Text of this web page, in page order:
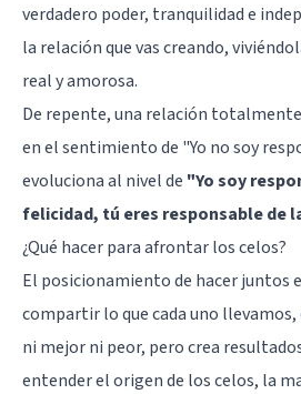
verdadero poder, tranquilidad e
la relación que vas creando,
real y amorosa.
De repente, una relación
en el sentimiento de "Yo no soy
evoluciona al nivel de "Yo soy
felicidad, tú eres responsable de
¿Qué hacer para afrontar los celos?
El posicionamiento de hacer juntos
compartir lo que cada uno
ni mejor ni peor, pero crea
entender el origen de los celos, la